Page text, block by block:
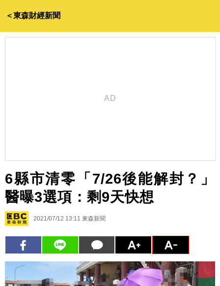
＜東森財經新聞
6縣市清零「7/26後能解封？」
醫曝3選項：剩9天快想
2021/07/12 13:11 東森新聞